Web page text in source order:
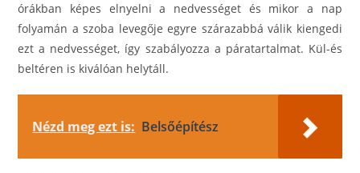
órákban képes elnyelni a nedvességet és mikor a nap
folyamán a szoba levegője egyre szárazabbá válik kiengedi
ezt a nedvességet, így szabályozza a páratartalmat. Kül-és
beltéren is kiválóan helytáll.
Nézd meg ezt is: Belsőépítész